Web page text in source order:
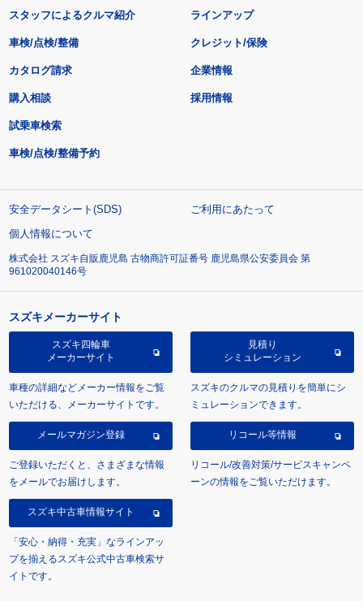
スタッフによるクルマ紹介 ラインアップ
車検/点検/整備 クレジット/保険
カタログ請求
購入相談
試乗車検索
車検/点検/整備予約
企業情報
採用情報
安全データシート(SDS)
ご利用にあたって
個人情報について
株式会社 スズキ自販鹿児島 古物商許可証番号 鹿児島県公安委員会 第
961020040146号
スズキメーカーサイト
スズキ四輪車
メーカーサイト
車種の詳細などメーカー情報をご覧
いただける、メーカーサイトです。
見積り
シミュレーション
スズキのクルマの見積りを簡単にシ
ミュレーションできます。
メールマガジン登録
ご登録いただくと、さまざまな情報
をメールでお届けします。
リコール等情報
リコール/改善対策/サービスキャンペ
ーンの情報をご覧いただけます。
スズキ中古車情報サイト
「安心・納得・充実」なラインアッ
プを揃えるスズキ公式中古車検索サ
イトです。